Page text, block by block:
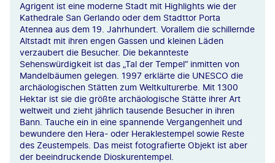
Agrigent ist eine moderne Stadt mit Highlights wie der
Kathedrale San Gerlando oder dem Stadttor Porta
Atennea aus dem 19. Jahrhundert. Vorallem die schillernde
Altstadt mit ihren engen Gassen und kleinen Läden
verzaubert die Besucher. Die bekannteste
Sehenswürdigkeit ist das „Tal der Tempel“ inmitten von
Mandelbäumen gelegen. 1997 erklärte die UNESCO die
archäologischen Stätten zum Weltkulturerbe. Mit 1300
Hektar ist sie die größte archäologische Stätte ihrer Art
weltweit und zieht jährlich tausende Besucher in ihren
Bann. Tauche ein in eine spannende Vergangenheit und
bewundere den Hera- oder Heraklestempel sowie Reste
des Zeustempels. Das meist fotografierte Objekt ist aber
der beeindruckende Dioskurentempel.